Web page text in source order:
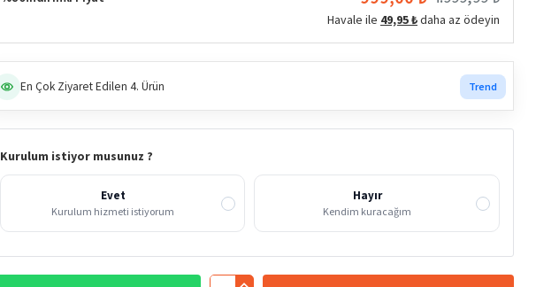
Havale ile 49,95 ₺daha az ödeyin
En Çok Ziyaret Edilen 4. Ürün Trend
Kurulum istiyor musunuz ?
Evet
Kurulum hizmeti istiyorum
Hayır
Kendim kuracağım